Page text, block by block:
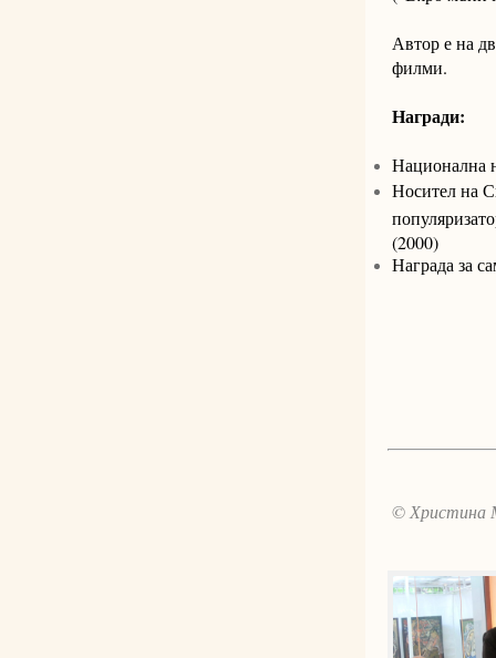
Автор е на
филми.
Награди:
Национална
Носител на
(2000)
Награда за
© Христина